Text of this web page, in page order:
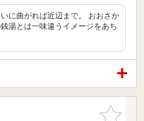
に曲がれば近辺まで。 おおさか
湯とは一味違うイメージをあち
お気に入